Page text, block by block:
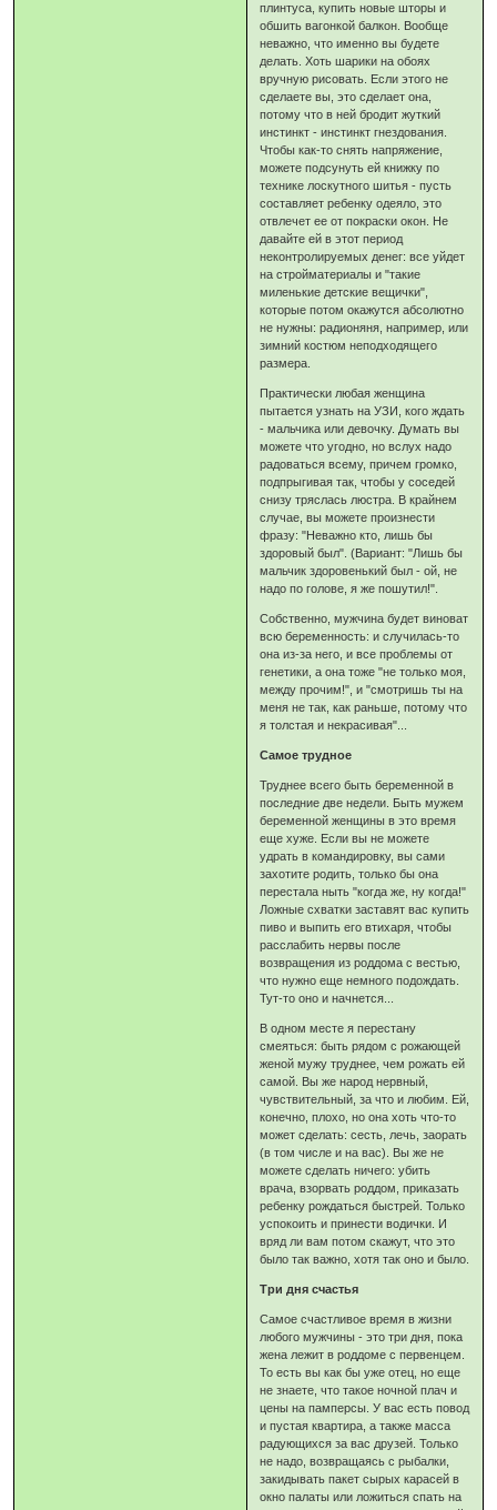
плинтуса, купить новые шторы и
обшить вагонкой балкон. Вообще
неважно, что именно вы будете
делать. Хоть шарики на обоях
вручную рисовать. Если этого не
сделаете вы, это сделает она,
потому что в ней бродит жуткий
инстинкт - инстинкт гнездования.
Чтобы как-то снять напряжение,
можете подсунуть ей книжку по
технике лоскутного шитья - пусть
составляет ребенку одеяло, это
отвлечет ее от покраски окон. Не
давайте ей в этот период
неконтролируемых денег: все уйдет
на стройматериалы и "такие
миленькие детские вещички",
которые потом окажутся абсолютно
не нужны: радионяня, например, или
зимний костюм неподходящего
размера.
Практически любая женщина
пытается узнать на УЗИ, кого ждать
- мальчика или девочку. Думать вы
можете что угодно, но вслух надо
радоваться всему, причем громко,
подпрыгивая так, чтобы у соседей
снизу тряслась люстра. В крайнем
случае, вы можете произнести
фразу: "Неважно кто, лишь бы
здоровый был". (Вариант: "Лишь бы
мальчик здоровенький был - ой, не
надо по голове, я же пошутил!".
Собственно, мужчина будет виноват
всю беременность: и случилась-то
она из-за него, и все проблемы от
генетики, а она тоже "не только моя,
между прочим!", и "смотришь ты на
меня не так, как раньше, потому что
я толстая и некрасивая"...
Самое трудное
Труднее всего быть беременной в
последние две недели. Быть мужем
беременной женщины в это время
еще хуже. Если вы не можете
удрать в командировку, вы сами
захотите родить, только бы она
перестала ныть "когда же, ну когда!"
Ложные схватки заставят вас купить
пиво и выпить его втихаря, чтобы
расслабить нервы после
возвращения из роддома с вестью,
что нужно еще немного подождать.
Тут-то оно и начнется...
В одном месте я перестану
смеяться: быть рядом с рожающей
женой мужу труднее, чем рожать ей
самой. Вы же народ нервный,
чувствительный, за что и любим. Ей,
конечно, плохо, но она хоть что-то
может сделать: сесть, лечь, заорать
(в том числе и на вас). Вы же не
можете сделать ничего: убить
врача, взорвать роддом, приказать
ребенку рождаться быстрей. Только
успокоить и принести водички. И
вряд ли вам потом скажут, что это
было так важно, хотя так оно и было.
Три дня счастья
Самое счастливое время в жизни
любого мужчины - это три дня, пока
жена лежит в роддоме с первенцем.
То есть вы как бы уже отец, но еще
не знаете, что такое ночной плач и
цены на памперсы. У вас есть повод
и пустая квартира, а также масса
радующихся за вас друзей. Только
не надо, возвращаясь с рыбалки,
закидывать пакет сырых карасей в
окно палаты или ложиться спать на